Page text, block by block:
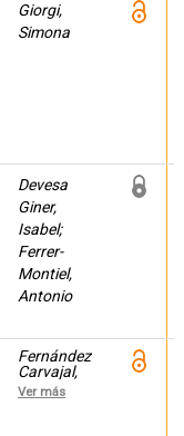
Giorgi,
Simona
Devesa
Giner,
Isabel;
Ferrer-
Montiel,
Antonio
Fernández
Carvajal,
Asia;
Fernández-
Ver más